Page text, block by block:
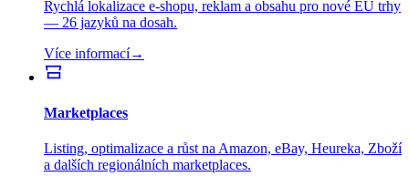
Rychlá lokalizace e-shopu, reklam a obsahu pro nové EU trhy
— 26 jazyků na dosah.
Více informací→
Marketplaces
Listing, optimalizace a růst na Amazon, eBay, Heureka, Zboží
a dalších regionálních marketplaces.